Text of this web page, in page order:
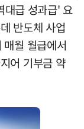
대급 성과급' 요
반도체 사업
월 월급에서
어 기부금 약